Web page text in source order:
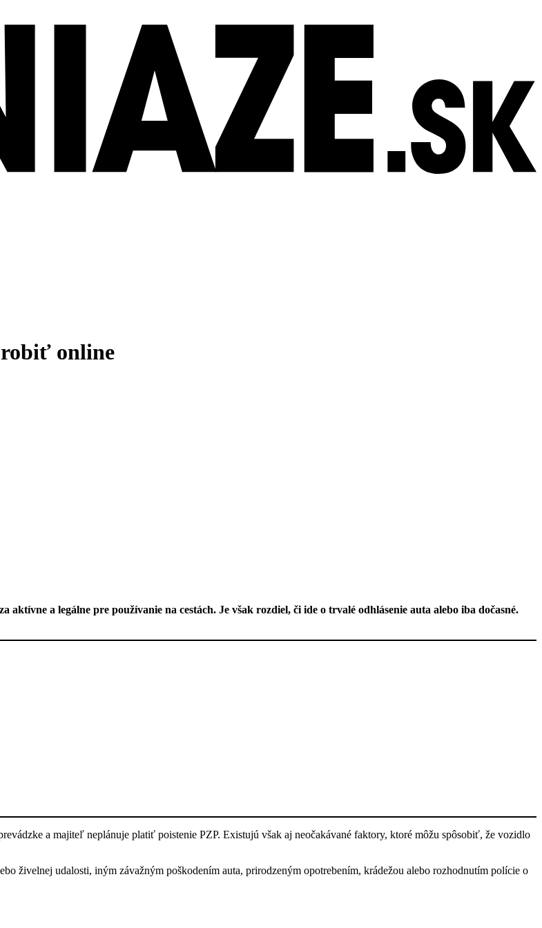
online
aktívne a legálne pre používanie na cestách. Je však rozdiel, či ide o trvalé odhlásenie auta alebo iba dočasné.
a majiteľ neplánuje platiť poistenie PZP. Existujú však aj neočakávané faktory, ktoré môžu spôsobiť, že vozidlo
živelnej udalosti, iným závažným poškodením auta, prirodzeným opotrebením, krádežou alebo rozhodnutím polície o